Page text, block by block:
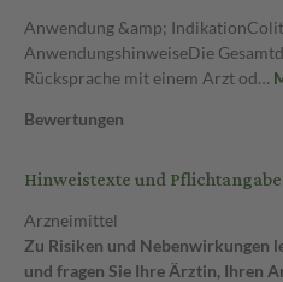
Anwendung &amp;
AnwendungshinweiseDie
Rücksprache mit einem Arzt od…
Bewertungen
Hinweistexte und
Arzneimittel
Zu Risiken und Nebenwirkungen
und fragen Sie Ihre Ärztin, Ihren